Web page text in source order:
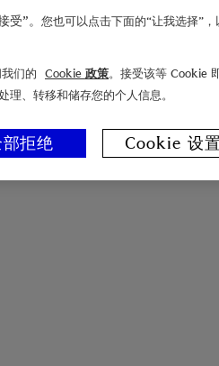
”。 您也可以点击下面的“让我选择”
们的 Cookie 政策。接受该等 Cookie
、转移和储存您的个人信息。
拒绝 Cookie 设